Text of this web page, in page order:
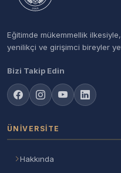
Eğitimde mükemmellik
yenilikçi ve girişimci bireyler
Bizi Takip Edin
ÜNIVERSITE
Hakkında